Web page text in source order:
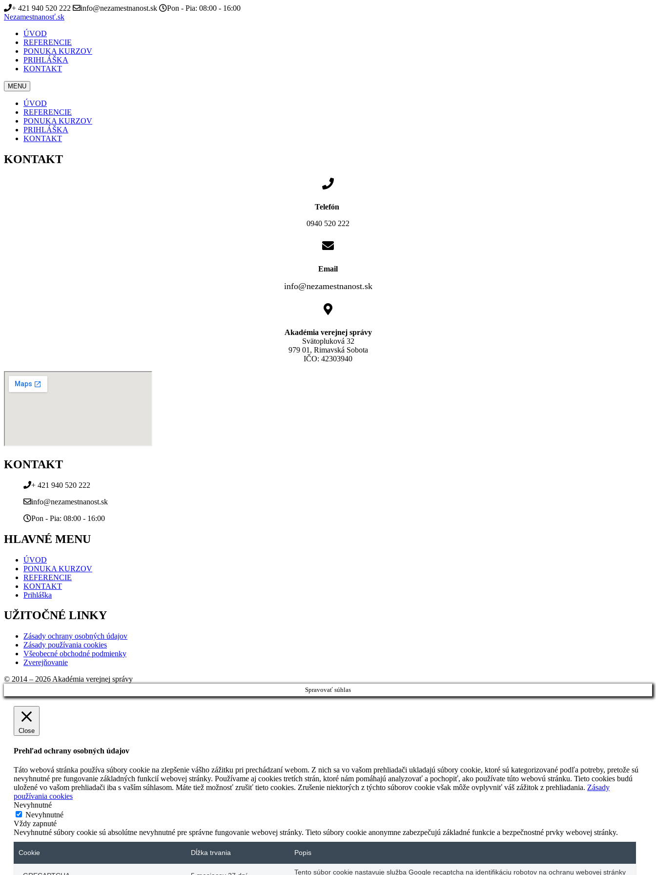
+ 421 940 520 222 info@nezamestnanost.sk
Pon - Pia: 08:00 - 16:00
Nezamestnanosť.sk
ÚVOD
REFERENCIE
PONUKA KURZOV
PRIHLÁŠKA
KONTAKT
MENU
ÚVOD
REFERENCIE
PONUKA KURZOV
PRIHLÁŠKA
KONTAKT
KONTAKT
Telefón
0940 520 222
Email
info@nezamestnanost.sk
Akadémia verejnej správy
Svätopluková 32
979 01, Rimavská Sobota
IČO: 42303940
KONTAKT
+ 421 940 520 222
info@nezamestnanost.sk
Pon - Pia: 08:00 - 16:00
HLAVNÉ MENU
ÚVOD
PONUKA KURZOV
REFERENCIE
KONTAKT
Prihláška
UŽITOČNÉ LINKY
Zásady ochrany osobných údajov
Zásady používania cookies
Všeobecné obchodné podmienky
Zverejňovanie
© 2014 – 2026 Akadémia verejnej správy
Spravovať súhlas
Close
Prehľad ochrany osobných údajov
Táto webová stránka používa súbory cookie na zlepšenie vášho zážitku pri prechádzaní webom. Z nich sa vo vašom prehliadači ukladajú súbory cookie, ktoré sú kategorizované podľa potreby, pretože sú
nevyhnutné pre fungovanie základných funkcií webovej stránky. Používame aj cookies tretích strán, ktoré nám pomáhajú analyzovať a pochopiť, ako používate túto webovú stránku. Tieto cookies budú
uložené vo vašom prehliadači iba s vaším súhlasom. Máte tiež možnosť zrušiť tieto cookies. Zrušenie niektorých z týchto súborov cookie však môže ovplyvniť váš zážitok z prehliadania. Zásady
používania cookies
Nevyhnutné
Nevyhnutné
Vždy zapnuté
Nevyhnutné súbory cookie sú absolútne nevyhnutné pre správne fungovanie webovej stránky. Tieto súbory cookie anonymne zabezpečujú základné funkcie a bezpečnostné prvky webovej stránky.
Cookie Dĺžka trvania Popis
Tento súbor cookie nastavuje služba Google recaptcha na identifikáciu robotov na ochranu webovej stránky